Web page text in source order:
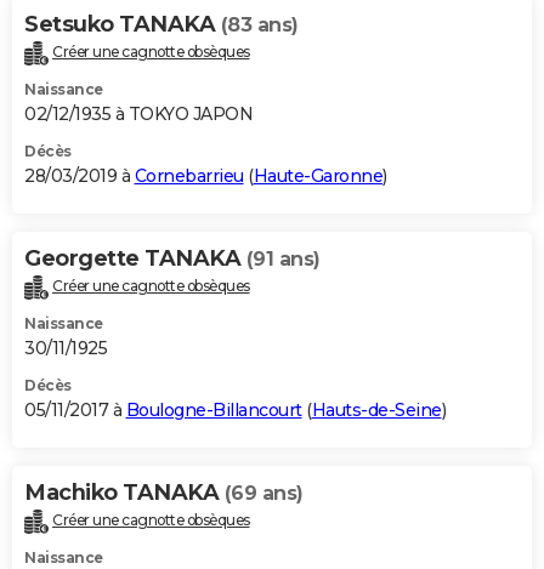
Carte de Noël
Carte Bonne année
Carte Saint-Valentin
Carte Pâques
Carte d'anniversaire
DICTIONNAIRE
Dictionnaire
Biographies
Citations
Expressions
Proverbes
PROGRAMME TV
S'inscrire
Se connecter
Lycées
Collèges
Primaires
Universités
Entreprises
Service militaire
Avis de recherche
AVIS DE DÉCÈS
Bricolage
Lifestyle
Culture
Sport
Auto
Television
Voyage
Cinema
Setsuko TANAKA (83 ans)
Créer une cagnotte obsèques
Naissance
02/12/1935 à TOKYO JAPON
Décès
28/03/2019 à Cornebarrieu (Haute-Garonne)
Georgette TANAKA (91 ans)
Créer une cagnotte obsèques
Naissance
30/11/1925
Décès
05/11/2017 à Boulogne-Billancourt(Hauts-de-Seine)
Machiko TANAKA (69 ans)
Créer une cagnotte obsèques
Naissance